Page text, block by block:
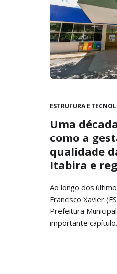
ESTRUTURA E
Uma
como a
qualidade
Itabira e
Ao longo dos
Francisco Xavier
Prefeitura
importante